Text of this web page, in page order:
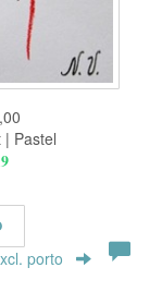
Pastel
porto